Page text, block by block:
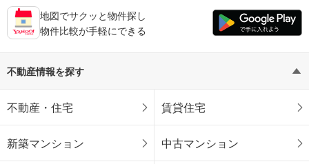
地図でサクッと物件探し
物件比較が手軽にできる
不動産情報を探す
不動産・住宅 賃貸住宅
新築マンション 中古マンション